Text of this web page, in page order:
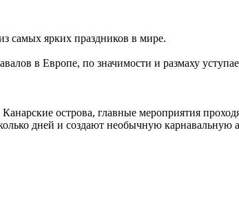
самых ярких праздников в мире.
в Европе, по значимости и размаху
острова, главные мероприятия
дней и создают необычную карнавальную